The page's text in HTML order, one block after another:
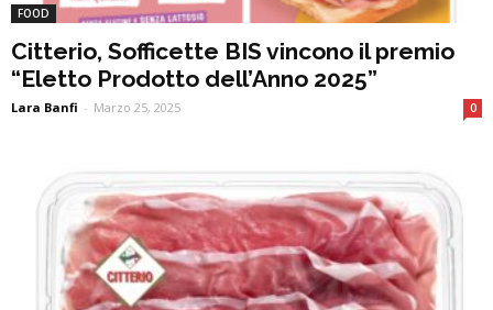
FOOD
Citterio, Sofficette BIS vincono il premio
“Eletto Prodotto dell’Anno 2025”
Lara Banfi - Marzo 25, 2025 0